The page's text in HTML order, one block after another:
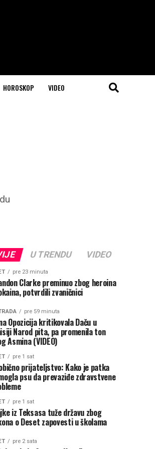
HOROSKOP VIDEO
U TRENDU VIDEO
pre 23 minuta
Clarke preminuo zbog heroina
potvrdili zvaničnici
pre 59 minuta
Opozicija kritikovala Daču u
Narod pita, pa promenila ton
Asmina (VIDEO)
pre 1 sat
prijateljstvo: Kako je patka
psu da prevaziđe zdravstvene
pre 1 sat
iz Teksasa tuže državu zbog
o Deset zapovesti u školama
pre 2 sata